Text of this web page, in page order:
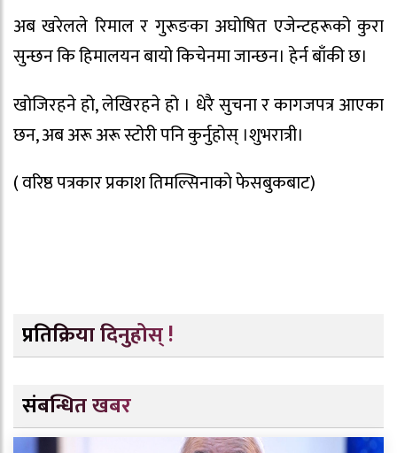
अब खरेलले रिमाल र गुरूङका अघोषित एजेन्टहरूको कुरा
सुन्छन कि हिमालयन बायो किचेनमा जान्छन। हेर्न बाँकी छ।
खोजिरहने हो, लेखिरहने हो । धेरै सुचना र कागजपत्र आएका
छन, अब अरू अरू स्टोरी पनि कुर्नुहोस् ।शुभरात्री।
( वरिष्ठ पत्रकार प्रकाश तिमल्सिनाकाे फेसबुकबाट)
प्रतिक्रिया दिनुहोस् !
संबन्धित खबर